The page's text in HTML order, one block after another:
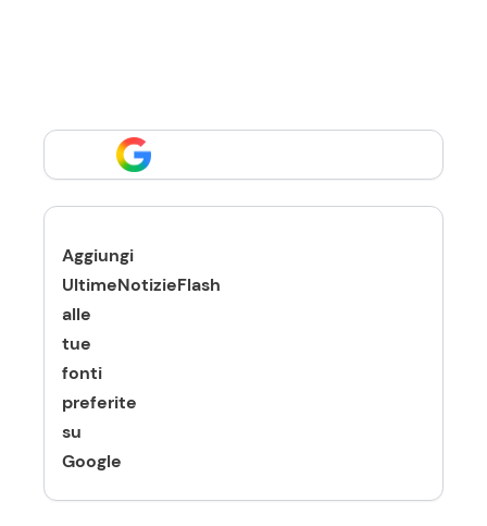
Aggiungi
UltimeNotizieFlash
alle
tue
fonti
preferite
su
Google